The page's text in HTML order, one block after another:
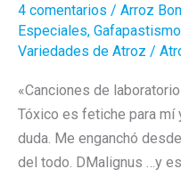
4 comentarios / Arroz
Especiales,
Variedades de Atroz /
«Canciones de
Tóxico es fetiche para
duda. Me enganchó
del todo. DMalignus …y